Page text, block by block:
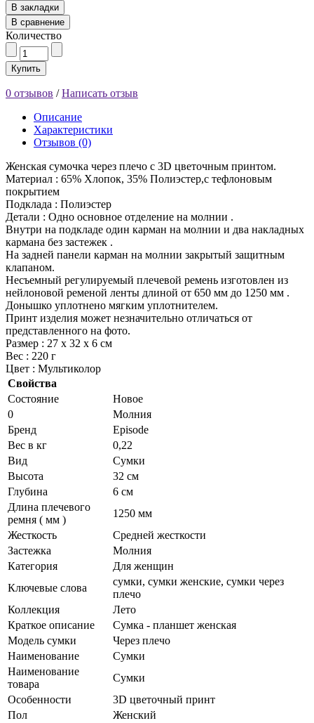
В закладки
В сравнение
Количество
Купить
0 отзывов /Написать отзыв
Описание
Характеристики
Отзывов (0)
Женская сумочка через плечо с 3D цветочным принтом.
Материал : 65% Хлопок, 35% Полиэстер,с тефлоновым
покрытием
Подклада : Полиэстер
Детали : Одно основное отделение на молнии .
Внутри на подкладе один карман на молнии и два накладных
кармана без застежек .
На задней панели карман на молнии закрытый защитным
клапаном.
Несъемный регулируемый плечевой ремень изготовлен из
нейлоновой ременой ленты длиной от 650 мм до 1250 мм .
Донышко уплотнено мягким уплотнителем.
Принт изделия может незначительно отличаться от
представленного на фото.
Размер : 27 х 32 х 6 см
Вес : 220 г
Цвет : Мультиколор
Свойства
Состояние
Новое
0
Молния
Бренд
Episode
Вес в кг
0,22
Вид
Сумки
Высота
32 см
Глубина
6 см
Длина плечевого
ремня ( мм )
1250 мм
Жесткость
Средней жесткости
Застежка
Молния
Категория
Для женщин
Ключевые слова
сумки, сумки женские, сумки через
плечо
Коллекция
Лето
Краткое описание
Сумка - планшет женская
Модель сумки
Через плечо
Наименование
Сумки
Наименование
товара
Сумки
Особенности
3D цветочный принт
Пол
Женский